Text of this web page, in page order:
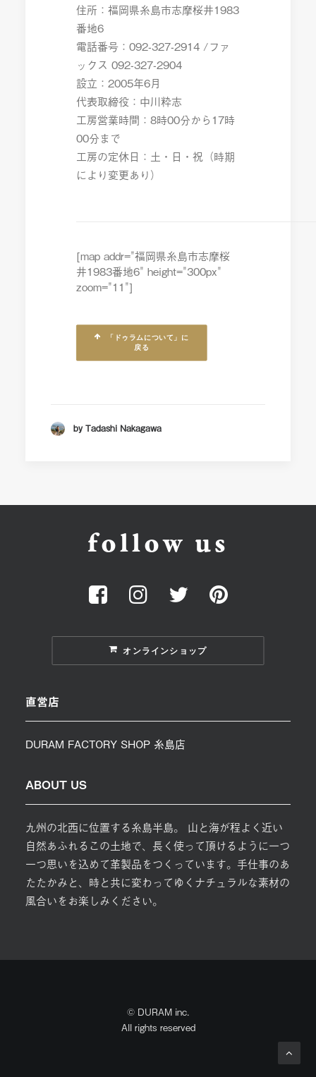
住所：福岡県糸島市志摩桜井1983
番地6
電話番号：092-327-2914 /ファ
ックス 092-327-2904
設立：2005年6月
代表取締役：中川粋志
工房営業時間：8時00分から17時
00分まで
工房の定休日：土・日・祝（時期
により変更あり）
[map addr="福岡県糸島市志摩桜
井1983番地6" height="300px"
zoom="11"]
「ドゥラムについて」に
戻る
by Tadashi Nakagawa
follow us
オンラインショップ
直営店
DURAM FACTORY SHOP 糸島店
ABOUT US
九州の北西に位置する糸島半島。 山と海が程よく近い
自然あふれるこの土地で、長く使って頂けるように一つ
一つ思いを込めて革製品をつくっています。手仕事のあ
たたかみと、時と共に変わってゆくナチュラルな素材の
風合いをお楽しみください。
© DURAM inc.
All rights reserved